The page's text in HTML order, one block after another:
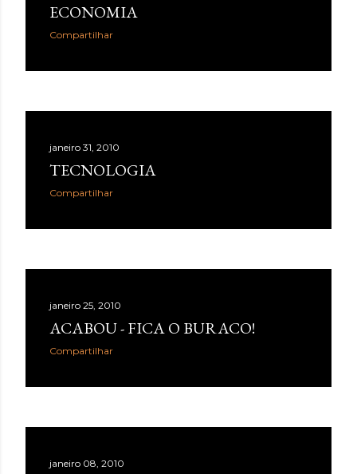
ECONOMIA
Compartilhar
janeiro 31, 2010
TECNOLOGIA
Compartilhar
janeiro 25, 2010
ACABOU - FICA O BURACO!
Compartilhar
janeiro 08, 2010